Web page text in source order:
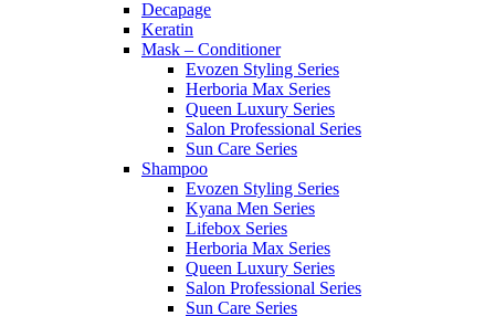
Decapage
Keratin
Mask – Conditioner
Evozen Styling Series
Herboria Max Series
Queen Luxury Series
Salon Professional Series
Sun Care Series
Shampoo
Evozen Styling Series
Kyana Men Series
Lifebox Series
Herboria Max Series
Queen Luxury Series
Salon Professional Series
Sun Care Series